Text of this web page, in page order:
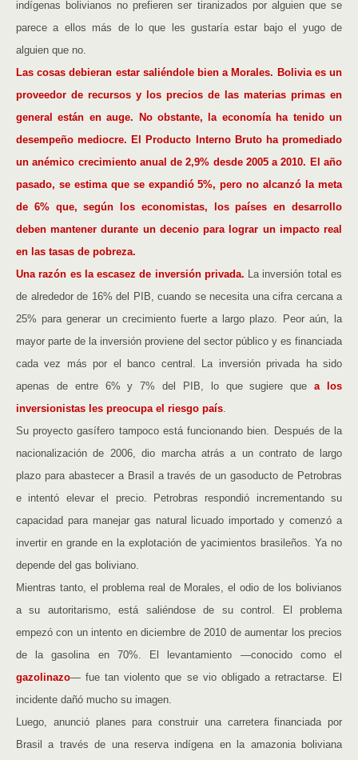
indígenas bolivianos no prefieren ser tiranizados por alguien que se
parece a ellos más de lo que les gustaría estar bajo el yugo de
alguien que no.
Las cosas debieran estar saliéndole bien a Morales. Bolivia es un
proveedor de recursos y los precios de las materias primas en
general están en auge. No obstante, la economía ha tenido un
desempeño mediocre. El Producto Interno Bruto ha promediado
un anémico crecimiento anual de 2,9% desde 2005 a 2010. El año
pasado, se estima que se expandió 5%, pero no alcanzó la meta
de 6% que, según los economistas, los países en desarrollo
deben mantener durante un decenio para lograr un impacto real
en las tasas de pobreza.
Una razón es la escasez de inversión privada. La inversión total es
de alrededor de 16% del PIB, cuando se necesita una cifra cercana a
25% para generar un crecimiento fuerte a largo plazo. Peor aún, la
mayor parte de la inversión proviene del sector público y es financiada
cada vez más por el banco central. La inversión privada ha sido
apenas de entre 6% y 7% del PIB, lo que sugiere quea los
inversionistas les preocupa el riesgo país.
Su proyecto gasífero tampoco está funcionando bien. Después de la
nacionalización de 2006, dio marcha atrás a un contrato de largo
plazo para abastecer a Brasil a través de un gasoducto de Petrobras
e intentó elevar el precio. Petrobras respondió incrementando su
capacidad para manejar gas natural licuado importado y comenzó a
invertir en grande en la explotación de yacimientos brasileños. Ya no
depende del gas boliviano.
Mientras tanto, el problema real de Morales, el odio de los bolivianos
a su autoritarismo, está saliéndose de su control. El problema
empezó con un intento en diciembre de 2010 de aumentar los precios
de la gasolina en 70%. El levantamiento —conocido como el
gazolinazo— fue tan violento que se vio obligado a retractarse. El
incidente dañó mucho su imagen.
Luego, anunció planes para construir una carretera financiada por
Brasil a través de una reserva indígena en la amazonia boliviana